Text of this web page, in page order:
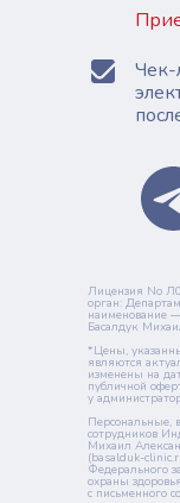
Лицензия No
орган:
наименование
Басалдук
*Цены,
являются
изменены на
публичной
у
Персональные,
сотрудников
Михаил
(basalduk-
Федерального
охраны
с письменного
Чек-